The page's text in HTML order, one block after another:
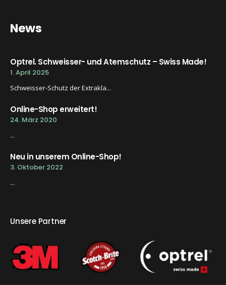
News
Optrel. Schweisser- und Atemschutz – Swiss Made!
1. April 2025
Schweisser-Schutz der Extrakla...
Online-Shop erweitert!
24. März 2020
...
Neu in unserem Online-Shop!
3. Oktober 2022
...
Unsere Partner